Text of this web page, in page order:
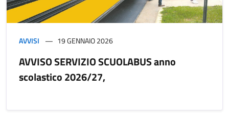
AVVISI 19 GENNAIO 2026
AVVISO SERVIZIO SCUOLABUS anno
scolastico 2026/27,